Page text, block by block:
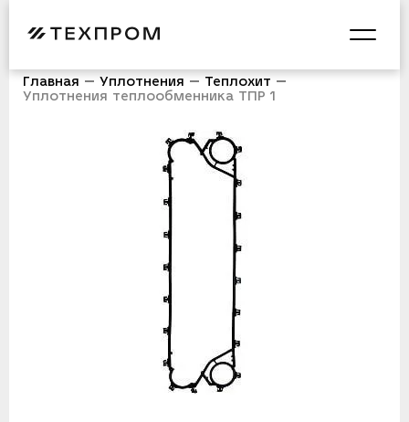
Главная Уплотнения
Теплохит
Уплотнения теплообменника ТПР 1